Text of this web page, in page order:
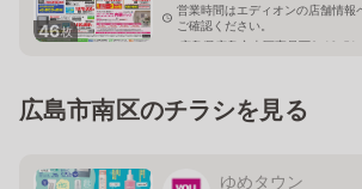
46枚
営業時間はエディオンの店舗情報
ご確認ください。
広島県広島市南区宇品西2-16-51
広島市南区のチラシを見る
ゆめタウン